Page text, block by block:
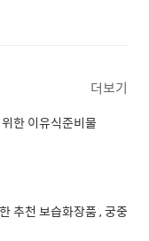
더보기
한 이유식준비물
추천 보습화장품 , 궁중